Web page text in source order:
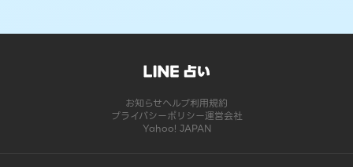
お知らせヘルプ利用規約
プライバシーポリシー運営会社
Yahoo! JAPAN